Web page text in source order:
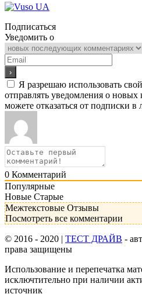
Подписаться
Уведомить о
Я разрешаю использовать
отправлять уведомления о
можете отказаться от подписки в
0 Комментарий
Популярные
Новые Старые
Межтекстовые Отзывы
Посмотреть все комментарии
© 2016 - 2020 | ТЕСТ ДРАЙВ -
права защищены
Использование и перепечатка
исключтительно при наличии
источник